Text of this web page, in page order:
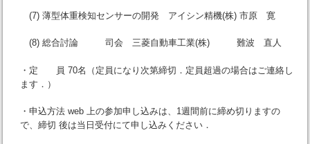
(7) 薄型体重検知センサーの開発 アイシン精機(株) 市原 寛
(8) 総合討論 司会 三菱自動車工業(株) 難波 直人
・定 員 70名（定員になり次第締切．定員超過の場合はご連絡し
ます．）
・申込方法 web 上の参加申し込みは、1週間前に締め切りますの
で、締切 後は当日受付にて申し込みください．